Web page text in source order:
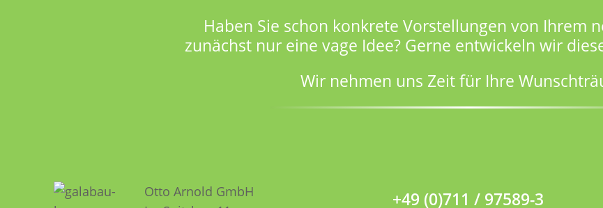
Haben Sie schon konkrete Vorstellungen von Ihrem
zunächst nur eine vage Idee? Gerne entwickeln wir
Wir nehmen uns Zeit für Ihre
Otto Arnold GmbH
+49 (0)711 / 97589-3